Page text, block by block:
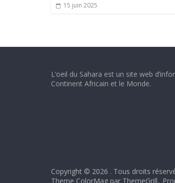
15 juin 2025
L’oeil du Sahara est un site web
Continent Africain et le Monde.
Copyright © 2026 . Tous droits
Theme ColorMag par ThemeGrill..